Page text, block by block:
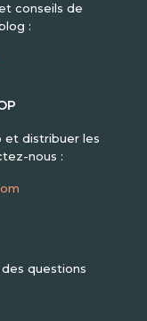
conseils de
:
et distribuer les
nous :
des questions